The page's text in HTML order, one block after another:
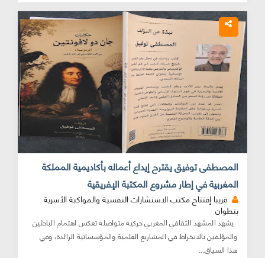
المصطفى توفيق يقترح إيداع أعماله بأكاديمية المملكة
المغربية في إطار مشروع المكتبة الإفريقية
قريبا إفتتاح مكتب الاستشارات النفسية والمواكبة الأسرية
بتطوان
يشهد المشهد الثقافي المغربي حركية متواصلة تعكس اهتمام الباحثين
والمؤلفين بالانخراط في المشاريع العلمية والمؤسساتية الرائدة، وفي
هذا السياق...